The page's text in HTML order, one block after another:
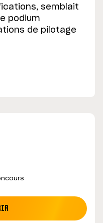
semblait
podium
de pilotage